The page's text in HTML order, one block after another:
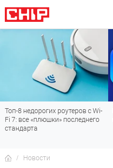
Топ-8 недорогих роутеров с Wi-
Fi 7: все «плюшки» последнего
стандарта
Новости